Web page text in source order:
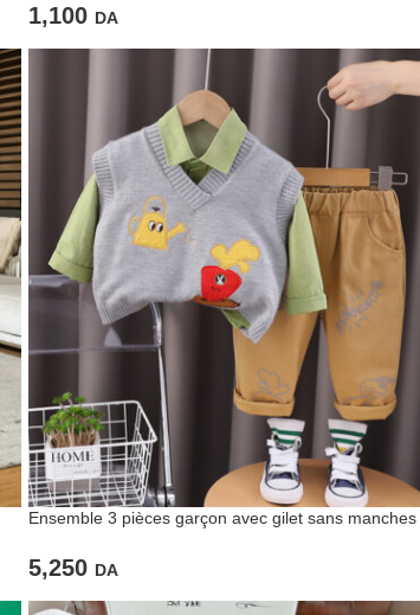
1,100 DA
Ensemble 3 pièces garçon avec gilet sans manches
5,250 DA